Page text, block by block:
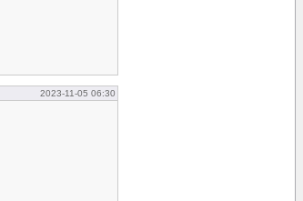
2023-11-05 06:30